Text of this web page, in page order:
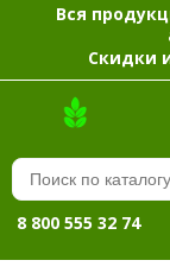
Вся
Скидки
8 800 555 32 74